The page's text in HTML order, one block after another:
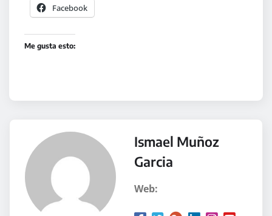
Facebook
Me gusta esto:
Ismael Muñoz
Garcia
Web: